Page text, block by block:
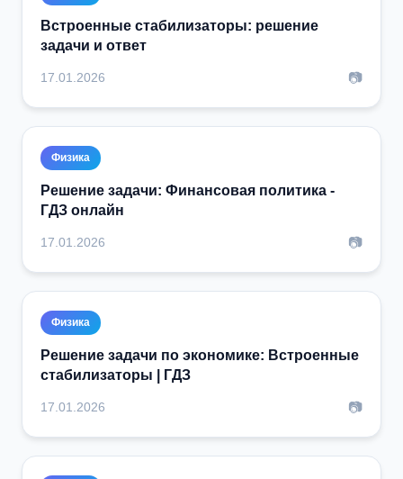
Встроенные стабилизаторы: решение
задачи и ответ
17.01.2026 📷
Физика
Решение задачи: Финансовая политика -
ГДЗ онлайн
17.01.2026 📷
Физика
Решение задачи по экономике: Встроенные
стабилизаторы | ГДЗ
17.01.2026 📷